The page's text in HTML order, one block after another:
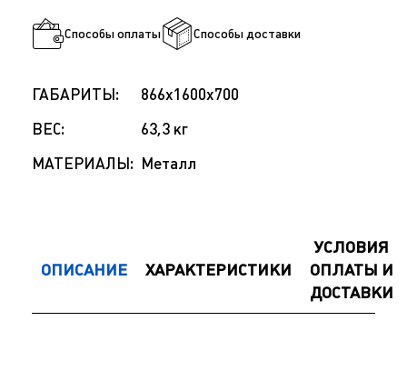
Способы оплаты Способы доставки
ГАБАРИТЫ:
866x1600x700
ВЕС:
63,3 кг
МАТЕРИАЛЫ: Металл
ОПИСАНИЕ ХАРАКТЕРИСТИКИ
УСЛОВИЯ
ОПЛАТЫ И
ДОСТАВКИ